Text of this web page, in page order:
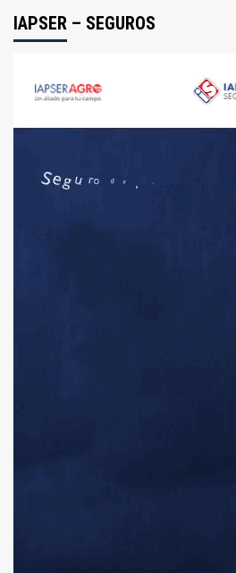
IAPSER – SEGUROS